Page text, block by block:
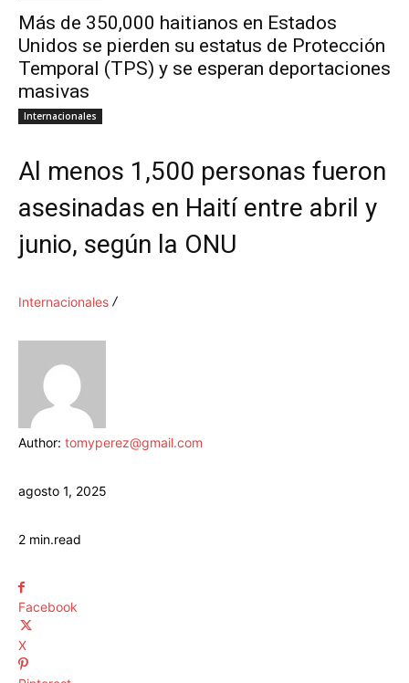
Más de 350,000 haitianos en Estados
Unidos se pierden su estatus de Protección
Temporal (TPS) y se esperan deportaciones
masivas
Internacionales
Al menos 1,500 personas fueron
asesinadas en Haití entre abril y
junio, según la ONU
Internacionales
Author: tomyperez@gmail.com
agosto 1, 2025
2 min.read
Facebook
X